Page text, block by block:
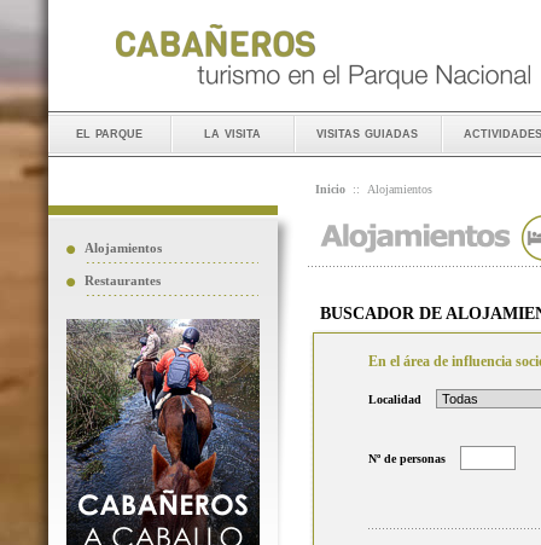
el parque la visita visitas guiadas actividades
Alojamientos
Restaurantes
Inicio :: Alojamientos
BUSCADOR DE
En el área de influencia
Localidad
Nº de personas